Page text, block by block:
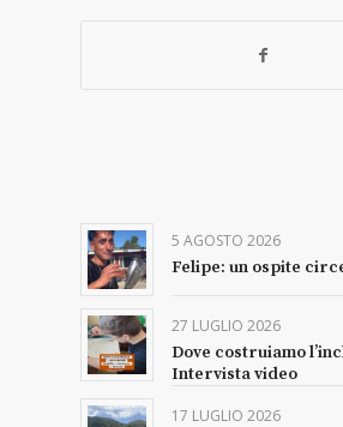
5 AGOSTO 2026
Felipe: un ospite
27 LUGLIO 2026
Dove costruiamo
Intervista video
17 LUGLIO 2026